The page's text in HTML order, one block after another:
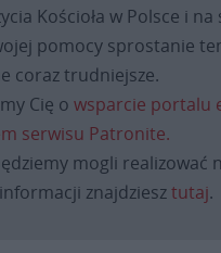
Kościoła w Polsce i na
pomocy sprostanie
coraz trudniejsze.
Cię o wsparcie portalu
serwisu Patronite.
mogli realizować
znajdziesztutaj.